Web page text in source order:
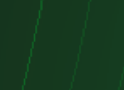
brindándole acceso a una
repuestos para satisfacer
Además de nuestro
confiabilidad, también
ayudarlo a ahorrar aún más en